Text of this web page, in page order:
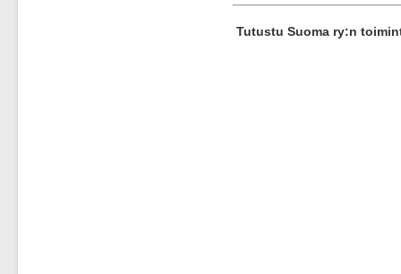
Tutustu Suoma ry:n